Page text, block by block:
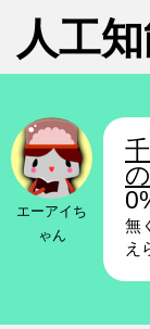
人工
エーアイち
ゃん
無
え